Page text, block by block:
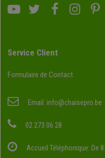
Service Client
Formulaire de Contact
Email: info@chaisepro.be
02 273 06 28
Accueil Téléphonique: De